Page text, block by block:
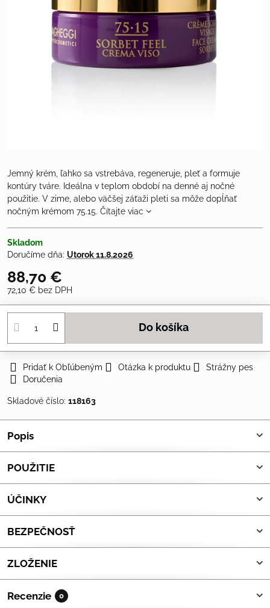
Jemný krém, ľahko sa vstrebáva, regeneruje, pleť a formuje
kontúry tváre. Ideálna v teplom období na denné aj nočné
použitie. V zime, alebo väčšej záťaži pleti sa môže dopĺňať
nočným krémom 75.15. Čítajte viac
Skladom
Doručíme dňa: Utorok11.8.2026
88,70 €
72,10 € bez DPH
Do košíka
Pridať k Obľúbeným Otázka k produktu
Strážny pes
Doručenia
Skladové číslo: 118163
Popis
POUŽITIE
ÚČINKY
BEZPEČNOSŤ
ZLOŽENIE
Recenzie 0